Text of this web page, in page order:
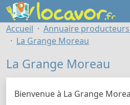
Accueil
Annuaire
La Grange Moreau
La Grange Moreau
Bienvenue à La Grange